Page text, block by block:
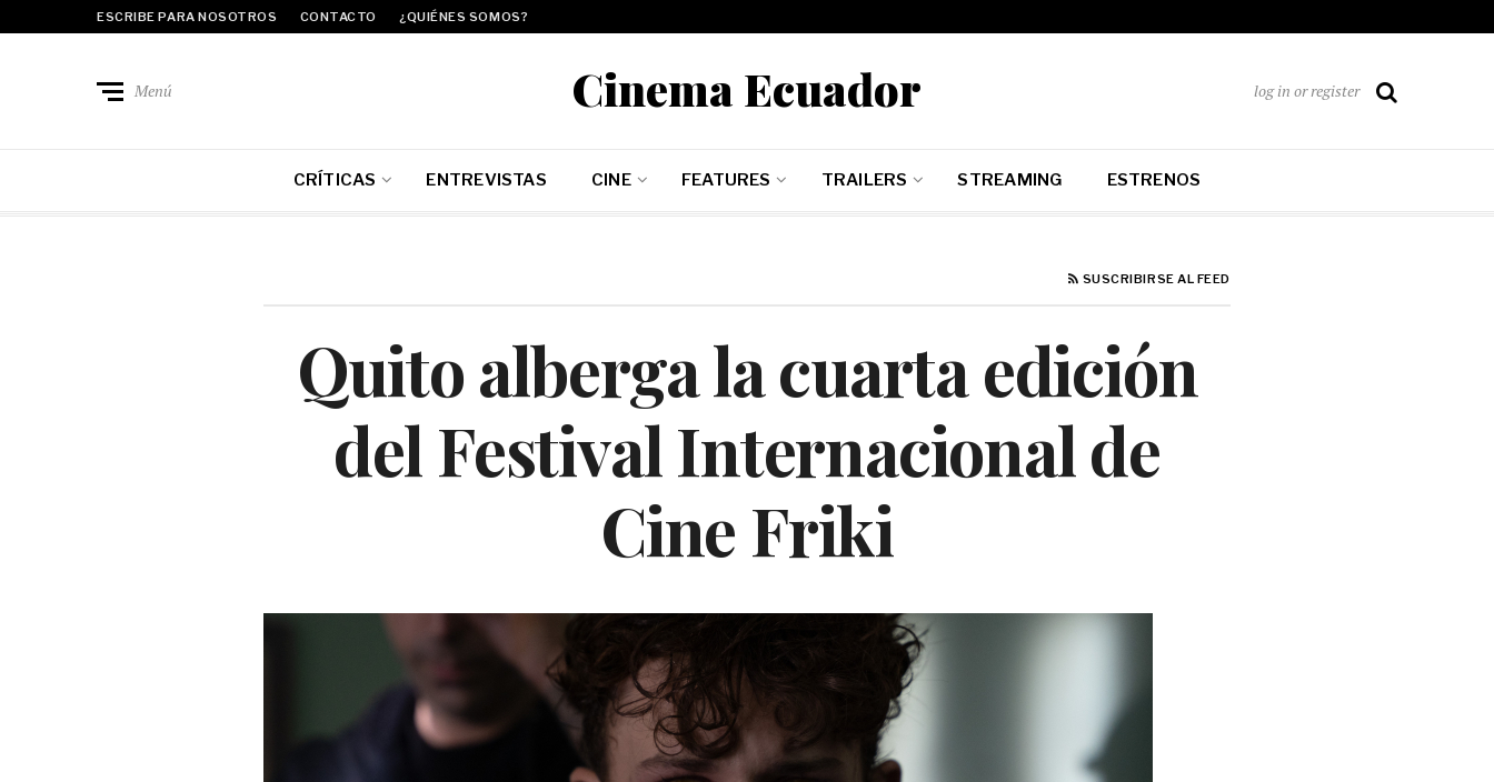
ESCRIBE PARA NOSOTROS CONTACTO ¿QUIÉNES SOMOS?
Cinema Ecuador
Menú log in or register
CRÍTICAS ENTREVISTAS CINE FEATURES TRAILERS STREAMING ESTRENOS
SUSCRIBIRSE AL FEED
Quito alberga la cuarta edición
del Festival Internacional de
Cine Friki